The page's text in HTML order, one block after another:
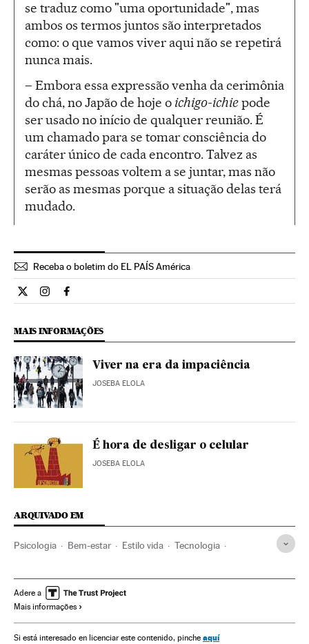
se traduz como "uma oportunidade", mas
ambos os termos juntos são interpretados
como: o que vamos viver aqui não se repetirá
nunca mais.
– Embora essa expressão venha da cerimônia
do chá, no Japão de hoje o ichigo-ichiepode
ser usado no início de qualquer reunião. É
um chamado para se tomar consciência do
caráter único de cada encontro. Talvez as
mesmas pessoas voltem a se juntar, mas não
serão as mesmas porque a situação delas terá
mudado.
Receba o boletim do EL PAÍS América
Estilo El País Brasil en Twitter
Estilo El País Brasil en Instagram
Estilo El País Brasil en Facebook
MAIS INFORMAÇÕES
Viver na era da impaciência
JOSEBA ELOLA
É hora de desligar o celular
JOSEBA ELOLA
ARQUIVADO EM
Psicologia Bem-estar Estilo vida Tecnologia
Adere a
Mais informações
Si está interesado en licenciar este contenido, pinche aquí